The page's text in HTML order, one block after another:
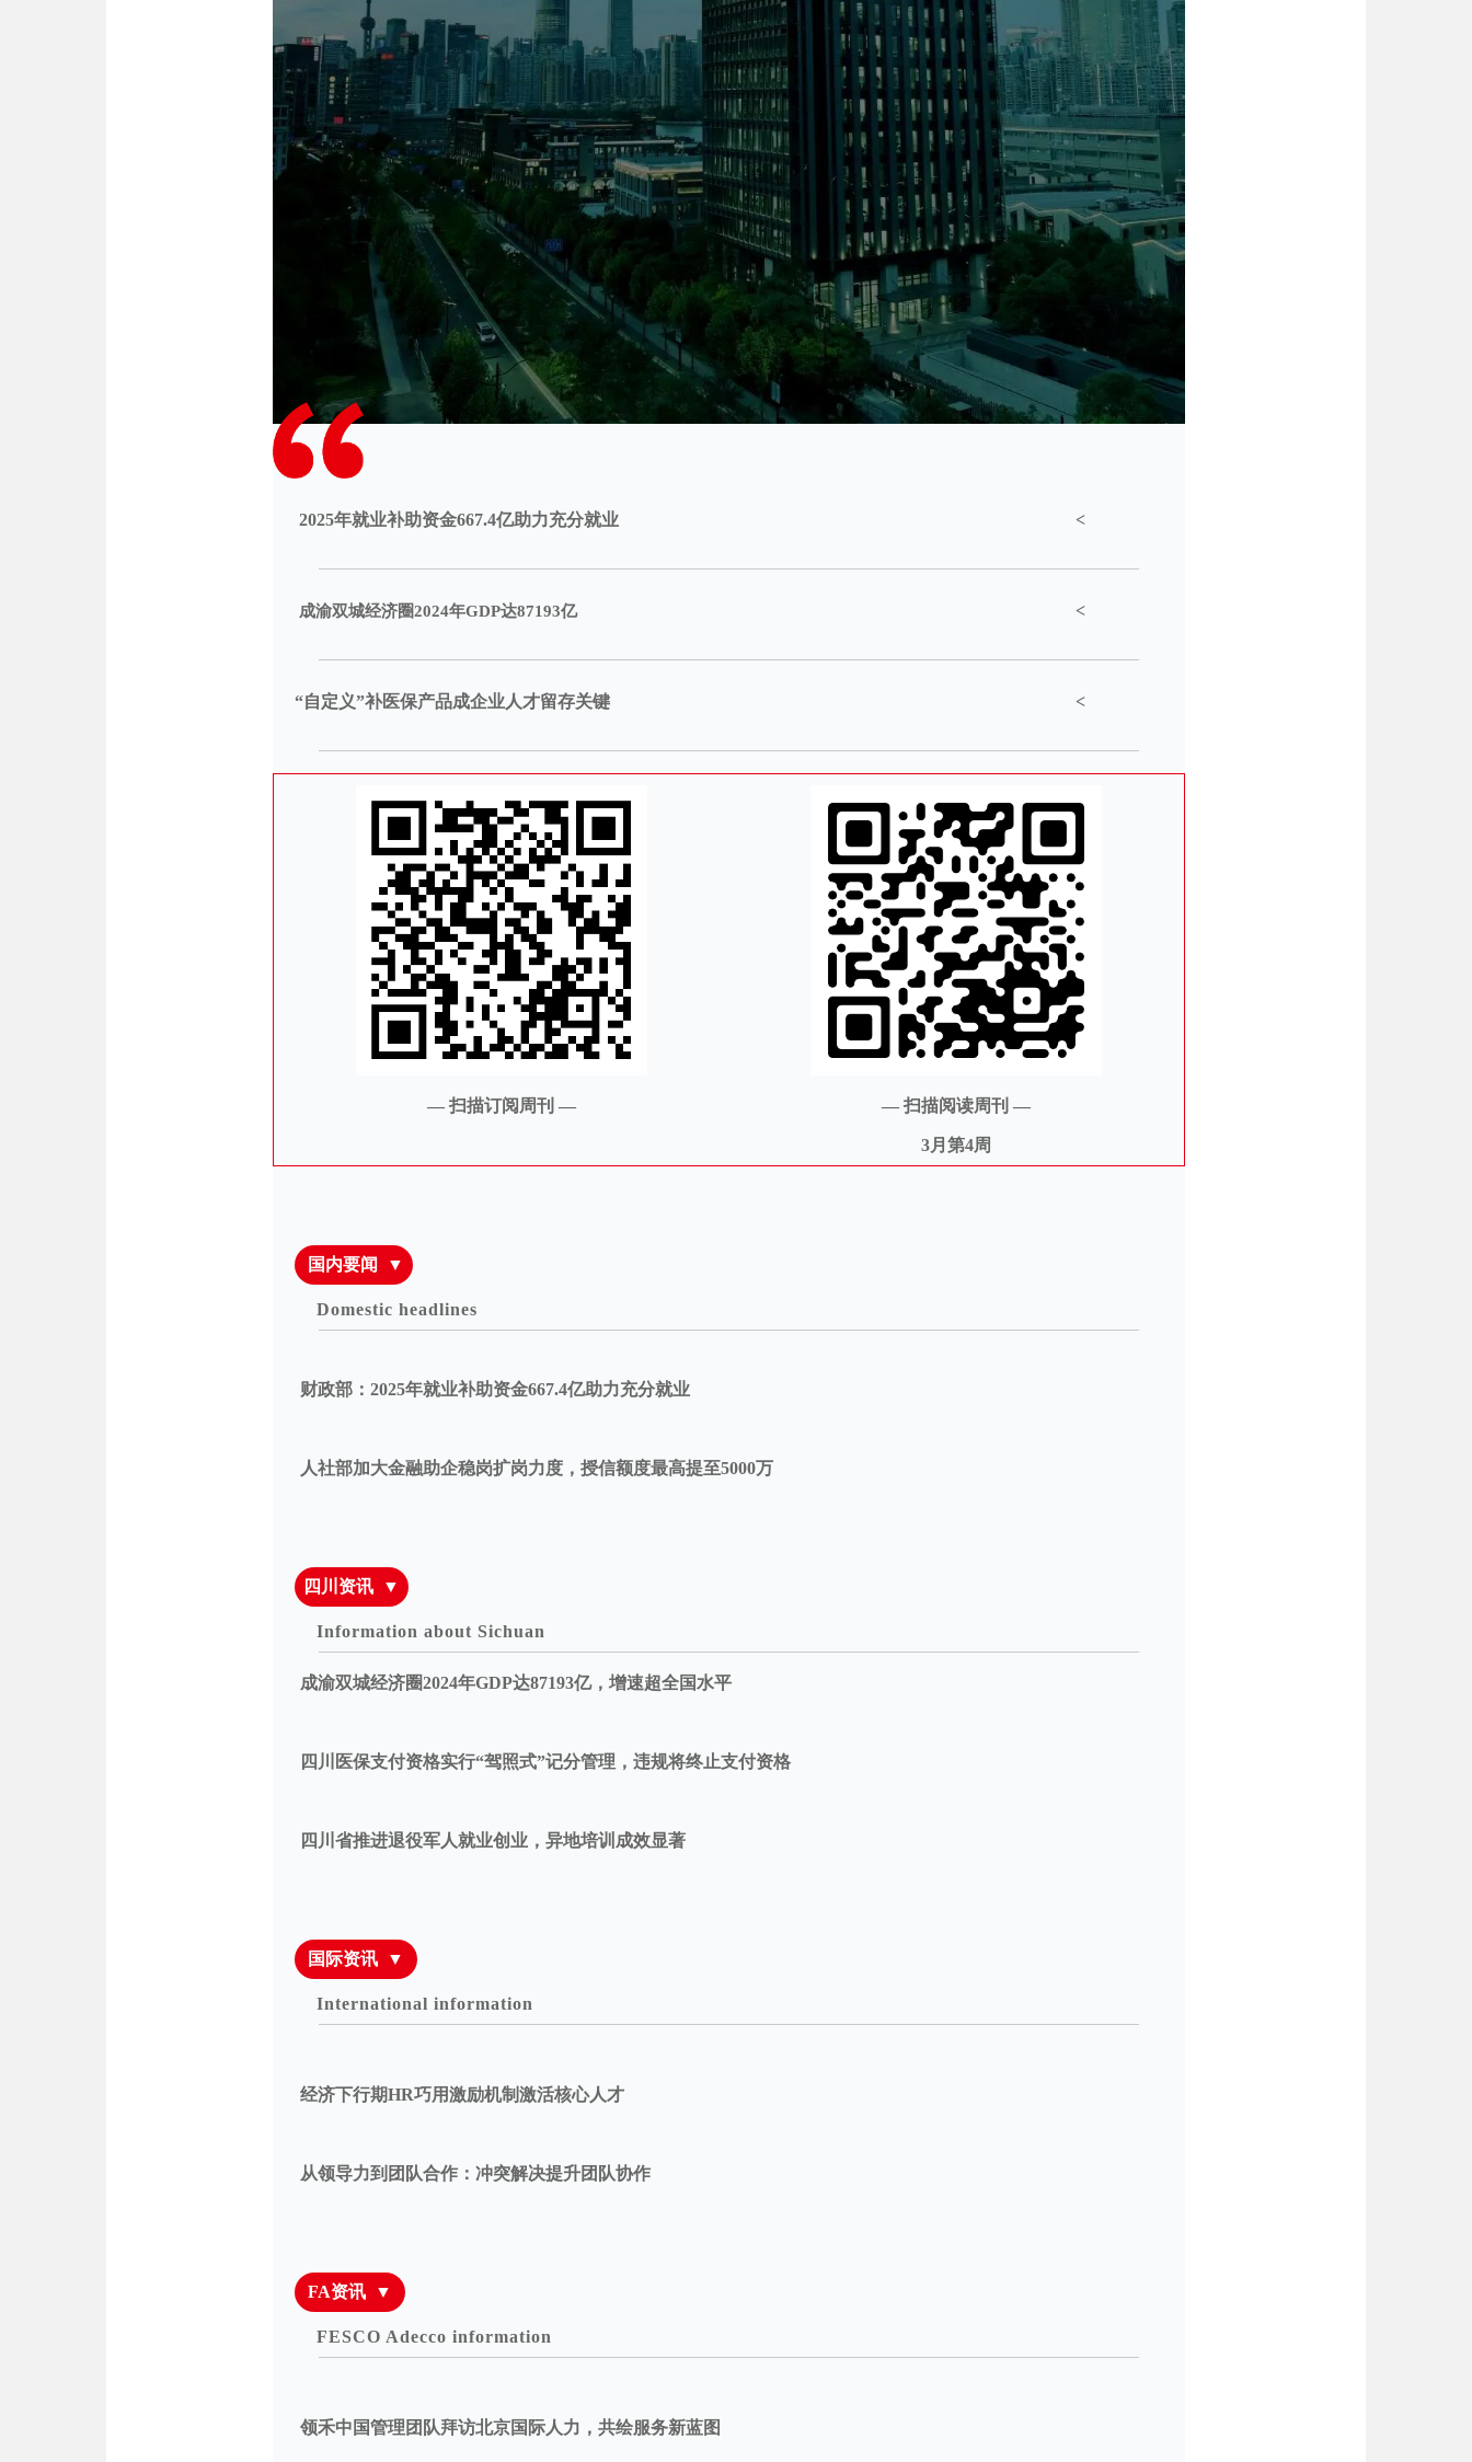
2025年就业补助资金667.4亿助力充分就业 <
成渝双城经济圈2024年GDP达87193亿 <
“自定义”补医保产品成企业人才留存关键 <
—扫描订阅周刊 — — 扫描阅读周刊 —
3月第4周
国内要闻 ▼
Domestic headlines
财政部：2025年就业补助资金667.4亿助力充分就业
人社部加大金融助企稳岗扩岗力度，授信额度最高提至5000万
四川资讯 ▼
Information about Sichuan
成渝双城经济圈2024年GDP达87193亿，增速超全国水平
四川医保支付资格实行“驾照式”记分管理，违规将终止支付资格
四川省推进退役军人就业创业，异地培训成效显著
国际资讯 ▼
International information
经济下行期HR巧用激励机制激活核心人才
从领导力到团队合作：冲突解决提升团队协作
FA资讯 ▼
FESCO Adecco information
领禾中国管理团队拜访北京国际人力，共绘服务新蓝图